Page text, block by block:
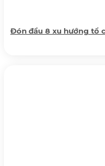
Đón đầu 8 xu hướng tổ